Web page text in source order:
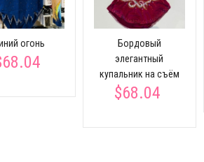
огонь
Бордовый
элегантный
купальник на съём
$68.04